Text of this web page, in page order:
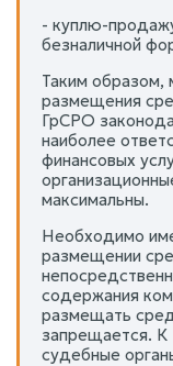
- куплю-
безналичной
Таким образом,
размещения
ГрСРО
наиболее
финансовых
максимальны.
Необходимо
размещении
содержания
размещать
запрещается.
судебные